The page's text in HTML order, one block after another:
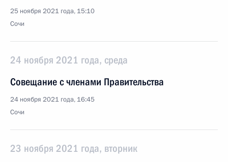
25 ноября 2021 года, 15:10
Сочи
24 ноября 2021 года, среда
Совещание с членами Правительства
24 ноября 2021 года, 16:45
Сочи
23 ноября 2021 года, вторник